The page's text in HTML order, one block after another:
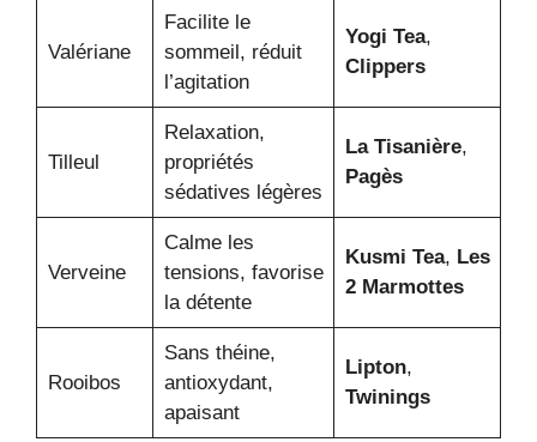
Valériane
Facilite le
sommeil, réduit
l’agitation
Yogi Tea,
Clippers
Tilleul
Relaxation,
propriétés
sédatives légères
La Tisanière,
Pagès
Verveine
Calme les
tensions, favorise
la détente
Kusmi Tea, Les
2 Marmottes
Rooibos
Sans théine,
antioxydant,
apaisant
Lipton,
Twinings